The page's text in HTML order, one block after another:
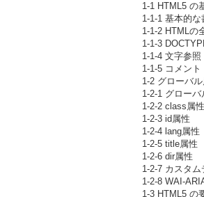
1-1 HTML5 の
1-1-1 基本的
1-1-2 HTMLの
1-1-3
1-1-4 文字参照
1-1-5 コメント
1-2 グローバ
1-2-1 グローバ
1-2-2 class属性
1-2-3 id属性
1-2-4 lang属性
1-2-5 title属性
1-2-6 dir属性
1-2-7 カスタ
1-2-8 WAI-
1-3 HTML5 の